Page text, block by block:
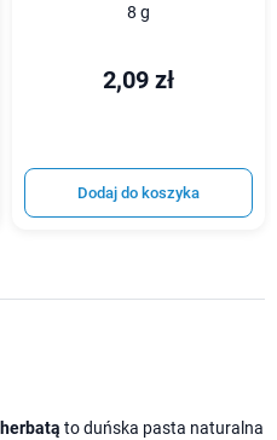
8 g
2,09 zł
Dodaj do koszyka
to duńska pasta naturalna